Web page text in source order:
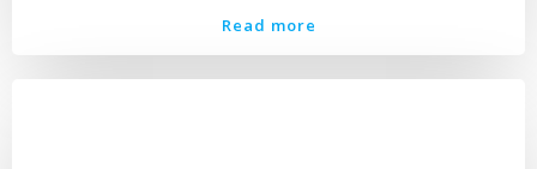
Read more